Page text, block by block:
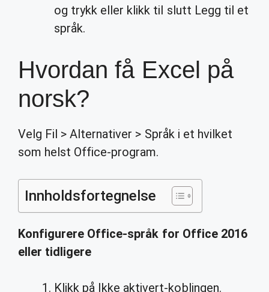
og trykk eller klikk til slutt Legg til et
språk.
Hvordan få Excel på
norsk?
Velg Fil > Alternativer > Språk i et hvilket
som helst Office-program.
Innholdsfortegnelse
Konfigurere Office-språk for Office 2016
eller tidligere
Klikk på Ikke aktivert-koblingen.